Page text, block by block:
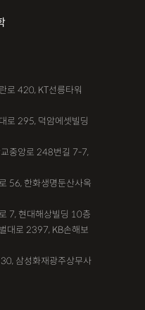
로 420, KT선릉타워
로 295, 덕암에셋빌딩
교중앙로 248번길 7-7,
56, 한화생명둔산사옥
7, 현대해상빌딩 10층
대로 2397, KB손해보
삼성화재광주상무사